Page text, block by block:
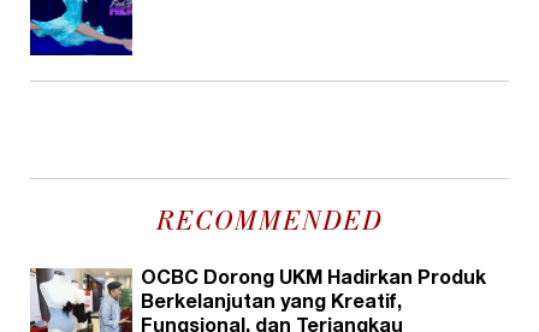
RECOMMENDED
OCBC Dorong UKM Hadirkan Produk
Berkelanjutan yang Kreatif,